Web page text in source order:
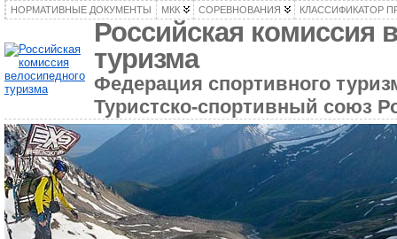
НОРМАТИВНЫЕ ДОКУМЕНТЫ МКК СОРЕВНОВАНИЯ КЛАССИФИКАТОР
Российская комиссия
туризма
Федерация спортивного
Туристско-спортивный союз